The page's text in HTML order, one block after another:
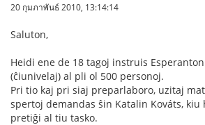
20 กุมภาพันธ์ 2010, 13:14:14
Saluton,
Heidi ene de 18 tagoj instruis
(ĉiunivelaj) al pli ol 500 personoj.
Pri tio kaj pri siaj preparlaboro, uzitaj
spertoj demandas ŝin Katalin Kováts, kiu
pretiĝi al tiu tasko.